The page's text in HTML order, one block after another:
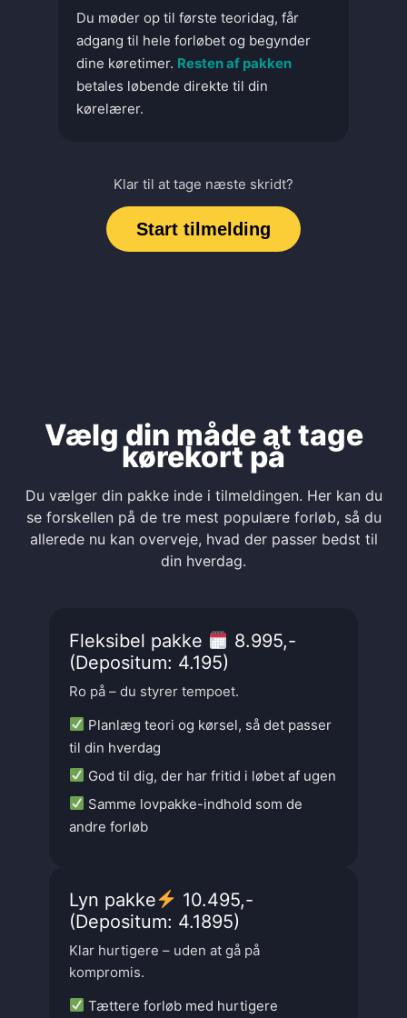
Du møder op til første teoridag, får
adgang til hele forløbet og begynder
dine køretimer. Resten af pakken
betales løbende direkte til din
kørelærer.
Klar til at tage næste skridt?
Start tilmelding
Vælg din måde at tage
kørekort på
Du vælger din pakke inde i tilmeldingen. Her kan du
se forskellen på de tre mest populære forløb, så du
allerede nu kan overveje, hvad der passer bedst til
din hverdag.
Fleksibel pakke
8.995,-
(Depositum: 4.195)
Ro på – du styrer tempoet.
Planlæg teori og kørsel, så det passer
til din hverdag
God til dig, der har fritid i løbet af ugen
Samme lovpakke-indhold som de
andre forløb
Lyn pakke
10.495,-
(Depositum: 4.1895)
Klar hurtigere – uden at gå på
kompromis.
Tættere forløb med hurtigere